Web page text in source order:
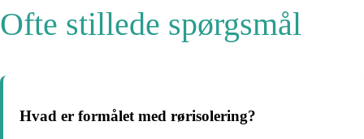
Ofte stillede spørgsmål
Hvad er formålet med rørisolering?